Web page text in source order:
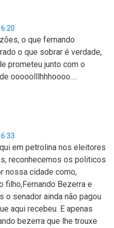
o que fernando
o que sobrar é verdade,
prometeu junto com o
ooooolllhhhoooo….
em petrolina nos eleitores
reconhecemos os politicos
nossa cidade como,
filho,Fernando Bezerra e
o senador ainda não pagou
aqui recebeu. E apenas
bezerra que lhe trouxe